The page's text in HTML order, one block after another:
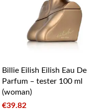
Billie Eilish Eilish Eau De
Parfum – tester 100 ml
(woman)
€39.82